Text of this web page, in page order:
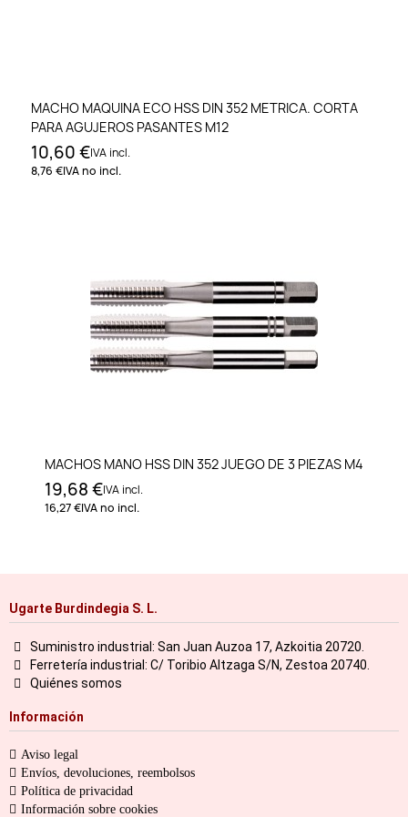
MACHO MAQUINA ECO HSS DIN 352 METRICA. CORTA
PARA AGUJEROS PASANTES M12
10,60 €IVA incl.
8,76 €IVA no incl.
MACHOS MANO HSS DIN 352 JUEGO DE 3 PIEZAS M4
19,68 €IVA incl.
16,27 €IVA no incl.
Ugarte Burdindegia S. L.
Suministro industrial: San Juan Auzoa 17, Azkoitia 20720.
Ferretería industrial: C/ Toribio Altzaga S/N, Zestoa 20740.
Quiénes somos
Información
Aviso legal
Envíos, devoluciones, reembolsos
Política de privacidad
Información sobre cookies